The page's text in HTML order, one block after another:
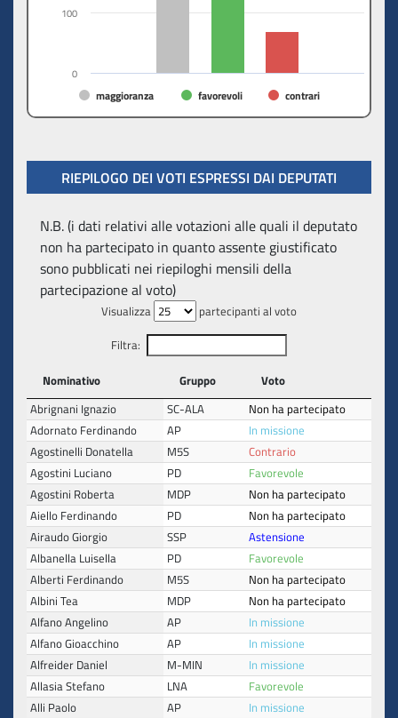
maggioranza favorevoli contrari
0
100
RIEPILOGO DEI VOTI ESPRESSI DAI DEPUTATI
N.B. (i dati relativi alle votazioni alle quali il deputato
non ha partecipato in quanto assente giustificato
sono pubblicati nei riepiloghi mensili della
partecipazione al voto)
Visualizza
partecipanti al voto
Filtra:
Nominativo
Gruppo
Voto
Abrignani Ignazio
SC-ALA
Non ha partecipato
Adornato Ferdinando
AP
In missione
Agostinelli Donatella
M5S
Contrario
Agostini Luciano
PD
Favorevole
Agostini Roberta
MDP
Non ha partecipato
Aiello Ferdinando
PD
Non ha partecipato
Airaudo Giorgio
SSP
Astensione
Albanella Luisella
PD
Favorevole
Alberti Ferdinando
M5S
Non ha partecipato
Albini Tea
MDP
Non ha partecipato
Alfano Angelino
AP
In missione
Alfano Gioacchino
AP
In missione
Alfreider Daniel
M-MIN
In missione
Allasia Stefano
LNA
Favorevole
Alli Paolo
AP
In missione